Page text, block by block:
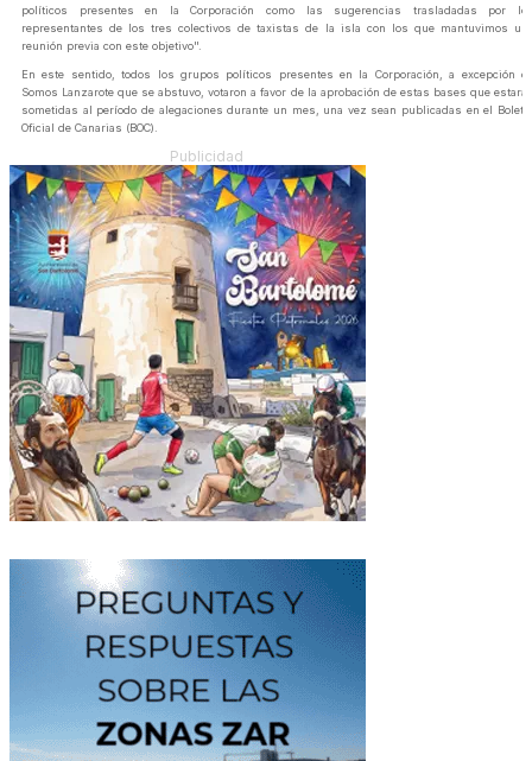
políticos presentes en la Corporación como las sugerencias trasladadas por
representantes de los tres colectivos de taxistas de la isla con los que mantuvimos
reunión previa con este objetivo".
En este sentido, todos los grupos políticos presentes en la Corporación, a excepción
Somos Lanzarote que se abstuvo, votaron a favor de la aprobación de estas bases que
sometidas al período de alegaciones durante un mes, una vez sean publicadas en el
Oficial de Canarias (BOC).
Publicidad